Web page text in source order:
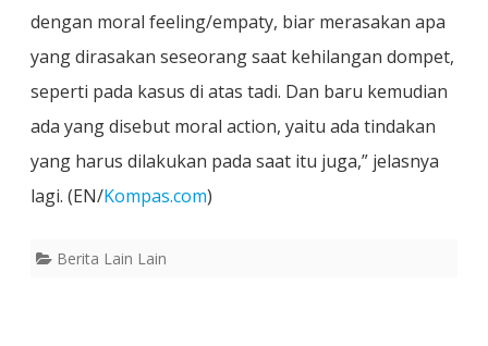
dengan moral feeling/empaty, biar merasakan apa
yang dirasakan seseorang saat kehilangan dompet,
seperti pada kasus di atas tadi. Dan baru kemudian
ada yang disebut moral action, yaitu ada tindakan
yang harus dilakukan pada saat itu juga,” jelasnya
lagi. (EN/Kompas.com)
Berita Lain Lain